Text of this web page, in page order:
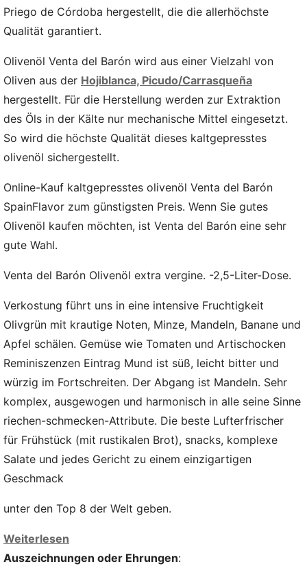
Priego de Córdoba hergestellt, die die allerhöchste
Qualität garantiert.
Olivenöl Venta del Barón wird aus einer Vielzahl von
Oliven aus der Hojiblanca, Picudo/Carrasqueña
hergestellt. Für die Herstellung werden zur Extraktion
des Öls in der Kälte nur mechanische Mittel eingesetzt.
So wird die höchste Qualität dieses kaltgepresstes
olivenöl sichergestellt.
Online-Kauf kaltgepresstes olivenöl Venta del Barón
SpainFlavor zum günstigsten Preis. Wenn Sie gutes
Olivenöl kaufen möchten, ist Venta del Barón eine sehr
gute Wahl.
Venta del Barón Olivenöl extra vergine. -2,5-Liter-Dose.
Verkostung führt uns in eine intensive Fruchtigkeit
Olivgrün mit krautige Noten, Minze, Mandeln, Banane und
Apfel schälen. Gemüse wie Tomaten und Artischocken
Reminiszenzen Eintrag Mund ist süß, leicht bitter und
würzig im Fortschreiten. Der Abgang ist Mandeln. Sehr
komplex, ausgewogen und harmonisch in alle seine Sinne
riechen-schmecken-Attribute. Die beste Lufterfrischer
für Frühstück (mit rustikalen Brot), snacks, komplexe
Salate und jedes Gericht zu einem einzigartigen
Geschmack
unter den Top 8 der Welt geben.
Weiterlesen
Auszeichnungen oder Ehrungen: